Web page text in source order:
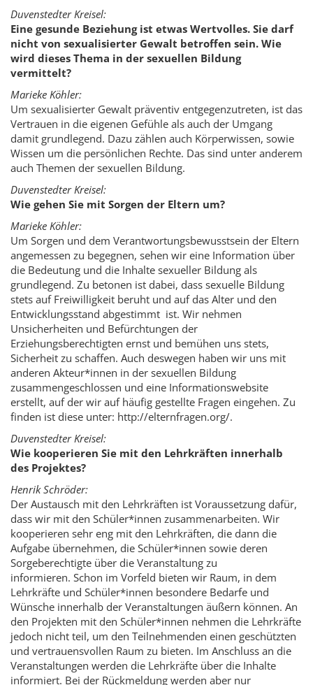
Duvenstedter Kreisel:
Eine gesunde Beziehung ist etwas Wertvolles. Sie darf
nicht von sexualisierter Gewalt betroffen sein. Wie
wird dieses Thema in der sexuellen Bildung
vermittelt?
Marieke Köhler:
Um sexualisierter Gewalt präventiv entgegenzutreten, ist das
Vertrauen in die eigenen Gefühle als auch der Umgang
damit grundlegend. Dazu zählen auch Körperwissen, sowie
Wissen um die persönlichen Rechte. Das sind unter anderem
auch Themen der sexuellen Bildung.
Duvenstedter Kreisel:
Wie gehen Sie mit Sorgen der Eltern um?
Marieke Köhler:
Um Sorgen und dem Verantwortungsbewusstsein der Eltern
angemessen zu begegnen, sehen wir eine Information über
die Bedeutung und die Inhalte sexueller Bildung als
grundlegend. Zu betonen ist dabei, dass sexuelle Bildung
stets auf Freiwilligkeit beruht und auf das Alter und den
Entwicklungsstand abgestimmt ist. Wir nehmen
Unsicherheiten und Befürchtungen der
Erziehungsberechtigten ernst und bemühen uns stets,
Sicherheit zu schaffen. Auch deswegen haben wir uns mit
anderen Akteur*innen in der sexuellen Bildung
zusammengeschlossen und eine Informationswebsite
erstellt, auf der wir auf häufig gestellte Fragen eingehen. Zu
finden ist diese unter: http://elternfragen.org/.
Duvenstedter Kreisel:
Wie kooperieren Sie mit den Lehrkräften innerhalb
des Projektes?
Henrik Schröder:
Der Austausch mit den Lehrkräften ist Voraussetzung dafür,
dass wir mit den Schüler*innen zusammenarbeiten. Wir
kooperieren sehr eng mit den Lehrkräften, die dann die
Aufgabe übernehmen, die Schüler*innen sowie deren
Sorgeberechtigte über die Veranstaltung zu
informieren. Schon im Vorfeld bieten wir Raum, in dem
Lehrkräfte und Schüler*innen besondere Bedarfe und
Wünsche innerhalb der Veranstaltungen äußern können. An
den Projekten mit den Schüler*innen nehmen die Lehrkräfte
jedoch nicht teil, um den Teilnehmenden einen geschützten
und vertrauensvollen Raum zu bieten. Im Anschluss an die
Veranstaltungen werden die Lehrkräfte über die Inhalte
informiert. Bei der Rückmeldung werden aber nur